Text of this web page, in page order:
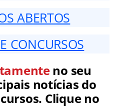
ABERTOS
CONCURSOS
no seu
notícias do
Clique no